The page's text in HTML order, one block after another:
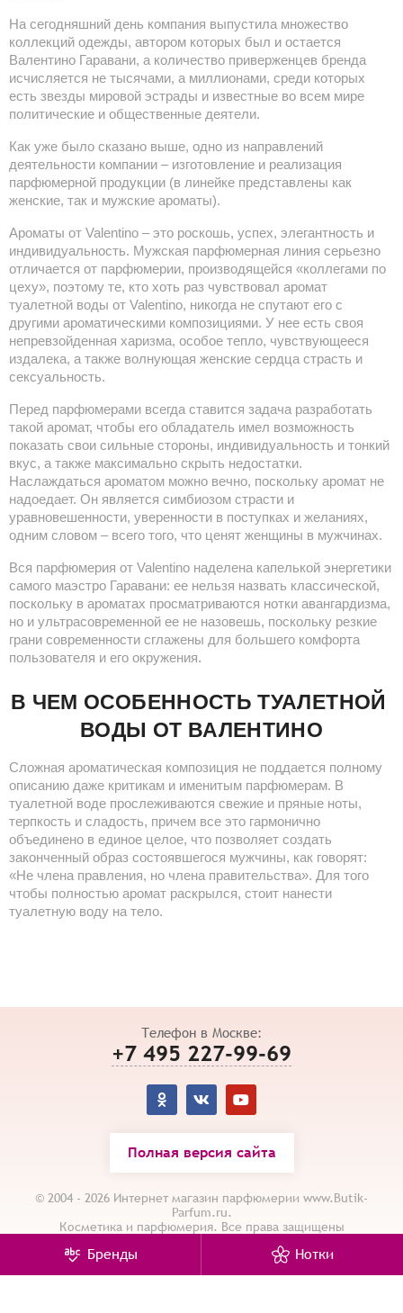
На сегодняшний день компания выпустила множество
коллекций одежды, автором которых был и остается
Валентино Гаравани, а количество приверженцев бренда
исчисляется не тысячами, а миллионами, среди которых
есть звезды мировой эстрады и известные во всем мире
политические и общественные деятели.
Как уже было сказано выше, одно из направлений
деятельности компании – изготовление и реализация
парфюмерной продукции (в линейке представлены как
женские, так и мужские ароматы).
Ароматы от Valentino – это роскошь, успех, элегантность и
индивидуальность. Мужская парфюмерная линия серьезно
отличается от парфюмерии, производящейся «коллегами по
цеху», поэтому те, кто хоть раз чувствовал аромат
туалетной воды от Valentino, никогда не спутают его с
другими ароматическими композициями. У нее есть своя
непревзойденная харизма, особое тепло, чувствующееся
издалека, а также волнующая женские сердца страсть и
сексуальность.
Перед парфюмерами всегда ставится задача разработать
такой аромат, чтобы его обладатель имел возможность
показать свои сильные стороны, индивидуальность и тонкий
вкус, а также максимально скрыть недостатки.
Наслаждаться ароматом можно вечно, поскольку аромат не
надоедает. Он является симбиозом страсти и
уравновешенности, уверенности в поступках и желаниях,
одним словом – всего того, что ценят женщины в мужчинах.
Вся парфюмерия от Valentino наделена капелькой энергетики
самого маэстро Гаравани: ее нельзя назвать классической,
поскольку в ароматах просматриваются нотки авангардизма,
но и ультрасовременной ее не назовешь, поскольку резкие
грани современности сглажены для большего комфорта
пользователя и его окружения.
В ЧЕМ ОСОБЕННОСТЬ ТУАЛЕТНОЙ
ВОДЫ ОТ ВАЛЕНТИНО
Сложная ароматическая композиция не поддается полному
описанию даже критикам и именитым парфюмерам. В
туалетной воде прослеживаются свежие и пряные ноты,
терпкость и сладость, причем все это гармонично
объединено в единое целое, что позволяет создать
законченный образ состоявшегося мужчины, как говорят:
«Не члена правления, но члена правительства». Для того
чтобы полностью аромат раскрылся, стоит нанести
туалетную воду на тело.
Телефон в Москве:
+7 495 227-99-69
Полная версия сайта
© 2004 - 2026 Интернет магазин парфюмерии www.Butik-
Parfum.ru.
Косметика и парфюмерия. Все права защищены
Карта сайта
Политика конфиденциальности
Бренды Нотки